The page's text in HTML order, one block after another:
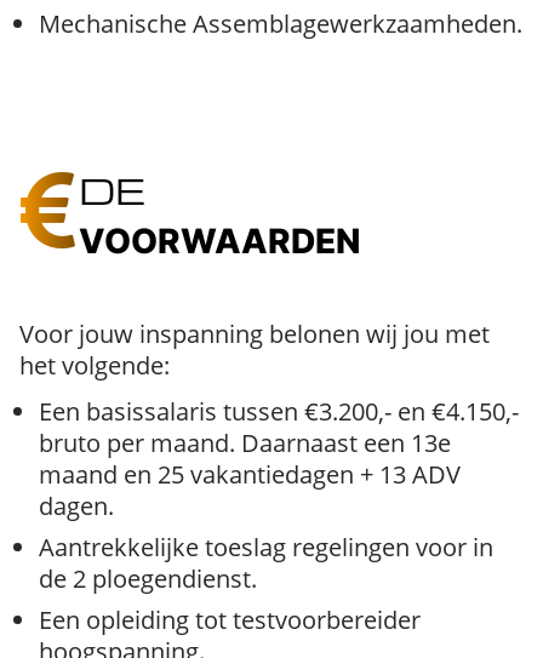
Mechanische Assemblagewerkzaamheden.
DE
VOORWAARDEN
Voor jouw inspanning belonen wij jou met
het volgende:
Een basissalaris tussen €3.200,- en €4.150,-
bruto per maand. Daarnaast een 13e
maand en 25 vakantiedagen + 13 ADV
dagen.
Aantrekkelijke toeslag regelingen voor in
de 2 ploegendienst.
Een opleiding tot testvoorbereider
hoogspanning.